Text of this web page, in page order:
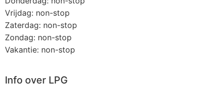
Vrijdag: non-stop
Zaterdag: non-stop
Zondag: non-stop
Vakantie: non-stop
Info over LPG